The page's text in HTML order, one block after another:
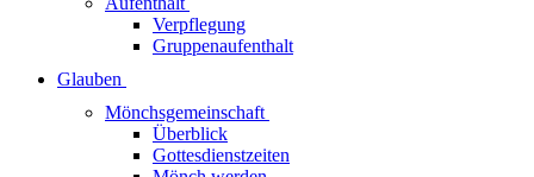
Verpflegung
Gruppenaufenthalt
Glauben
Mönchsgemeinschaft
Überblick
Gottesdienstzeiten